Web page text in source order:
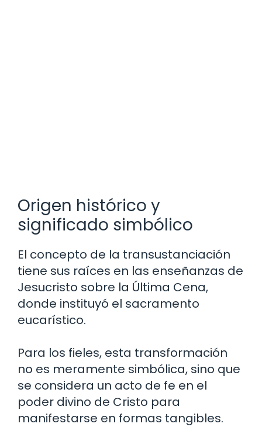
Origen histórico y
significado simbólico
El concepto de la transustanciación
tiene sus raíces en las enseñanzas de
Jesucristo sobre la Última Cena,
donde instituyó el sacramento
eucarístico.
Para los fieles, esta transformación
no es meramente simbólica, sino que
se considera un acto de fe en el
poder divino de Cristo para
manifestarse en formas tangibles.